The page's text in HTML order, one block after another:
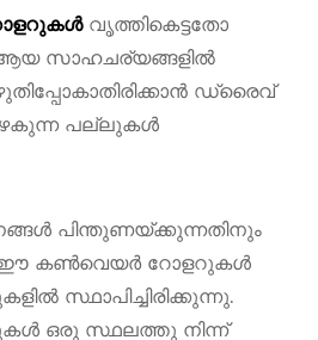
വൃത്തികെട്ടതോ
സാഹചര്യങ്ങളിൽ
ഡ്രൈവ്
പല്ലുകൾ
പിന്തുണയ്ക്കുന്നതിനും
ഈ കൺവെയർ റോളറുകൾ
സ്ഥാപിച്ചിരിക്കുന്നു.
ഒരു സ്ഥലത്തു നിന്ന്